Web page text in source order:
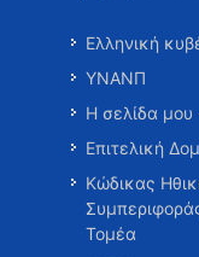
Ελληνική
ΥΝΑΝΠ
Η σελίδα μου
Επιτελική
Κώδικας
Τομέα